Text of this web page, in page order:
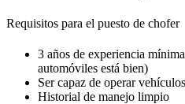
Requisitos para el puesto de chofer
3 años de experiencia
automóviles está bien)
Ser capaz de operar vehículos
Historial de manejo limpio